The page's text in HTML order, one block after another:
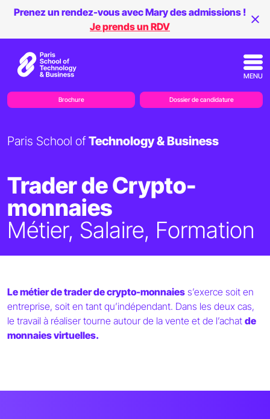
Trader de Crypto-
monnaies
Métier, Salaire, Formation
Paris School ofTechnology & Business
Le métier de trader de crypto-monnaies s’exerce soit en
entreprise, soit en tant qu’indépendant. Dans les deux cas,
le travail à réaliser tourne autour de la vente et de l’achat de
monnaies virtuelles.
Prenez un rendez-vous avec Mary des admissions !
Je prends un RDV
MENU
Brochure Dossier de candidature